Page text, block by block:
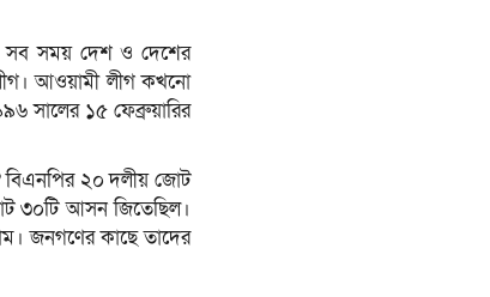
সব সময় দেশ ও দেশের
আওয়ামী লীগ কখনো
সালের ১৫ ফেব্রুয়ারির
বিএনপির ২০ দলীয় জোট
৩০টি আসন জিতেছিল।
জনগণের কাছে তাদের